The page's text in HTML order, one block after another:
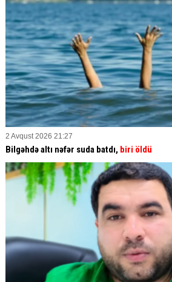
2 Avqust 2026 21:27
Bilgəhdə altı nəfər suda batdı, biri öldü